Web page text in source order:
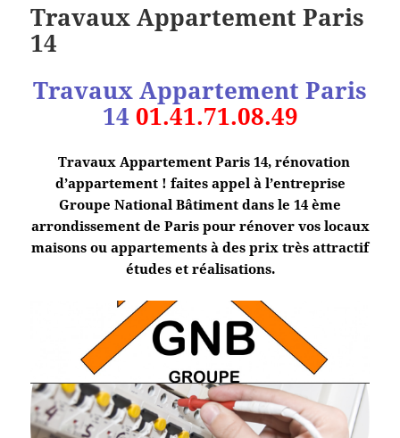
Travaux Appartement Paris
14
Travaux Appartement Paris
14 01.41.71.08.49
Travaux Appartement Paris 14, rénovation
d’appartement ! faites appel à l’entreprise
Groupe National Bâtiment dans le 14 ème
arrondissement de Paris pour rénover vos locaux
maisons ou appartements à des prix très attractif
études et réalisations.